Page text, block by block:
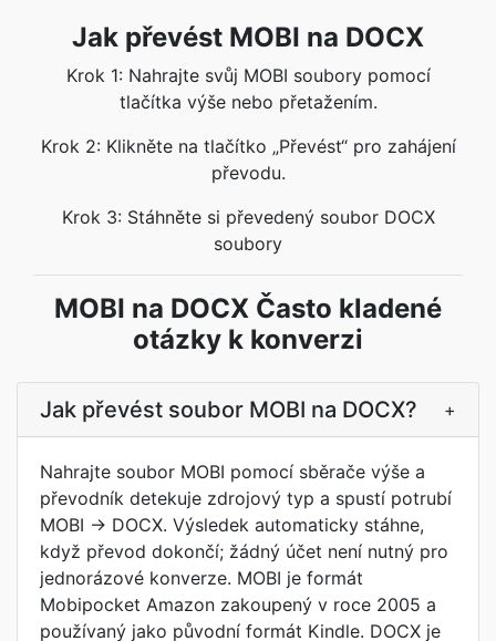
Jak převést MOBI na DOCX
Krok 1: Nahrajte svůj MOBI soubory pomocí
tlačítka výše nebo přetažením.
Krok 2: Klikněte na tlačítko „Převést“ pro zahájení
převodu.
Krok 3: Stáhněte si převedený soubor DOCX
soubory
MOBI na DOCX Často kladené
otázky k konverzi
Jak převést soubor MOBI na DOCX? +
Nahrajte soubor MOBI pomocí sběrače výše a
převodník detekuje zdrojový typ a spustí potrubí
MOBI → DOCX. Výsledek automaticky stáhne,
když převod dokončí; žádný účet není nutný pro
jednorázové konverze. MOBI je formát
Mobipocket Amazon zakoupený v roce 2005 a
používaný jako původní formát Kindle. DOCX je